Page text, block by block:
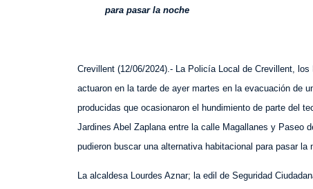
para pasar la noche
Crevillent (1 2/06/2024).- La Policía Local de Crevillent,
actuaron en la tarde de ayer martes en la evacuación de
producidas que ocasionaron el hundimiento de parte del
Jardines Abel Zaplana entre la calle Magallanes y Paseo
pudieron buscar una alternativa habitacional para pasar la
La alcaldesa Lourdes Aznar; la edil de Seguridad